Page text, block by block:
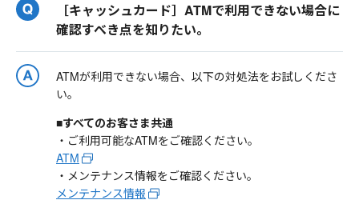
［キャッシュカード］ATMで利用できない場合に
確認すべき点を知りたい。
ATMが利用できない場合、以下の対処法をお試しくださ
い。
■すべてのお客さま共通
・ご利用可能なATMをご確認ください。
ATM
・メンテナンス情報をご確認ください。
メンテナンス情報